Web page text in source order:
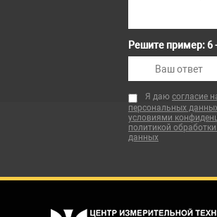
Решите пример: 6
Я даю согласие
персональных
условиями
политикой
данных